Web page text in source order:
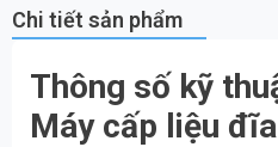
Chi tiết sản phẩm
Thông số kỹ
Máy cấp liệu